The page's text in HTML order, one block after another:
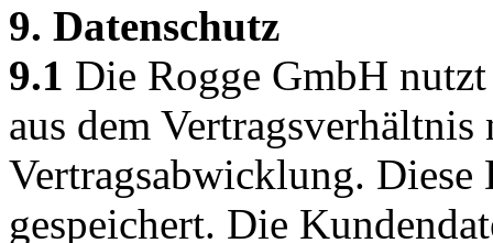
9. Datenschutz
9.1 Die Rogge GmbH
aus dem
Vertragsabwicklung. Diese
gespeichert. Die